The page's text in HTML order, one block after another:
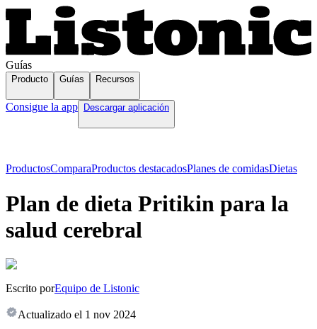
Guías
Producto Guías Recursos
Consigue la app Descargar aplicación
ProductosComparaProductos destacadosPlanes de comidasDietas
Plan de dieta Pritikin para la
salud cerebral
Escrito porEquipo de Listonic
Actualizado el 1 nov 2024